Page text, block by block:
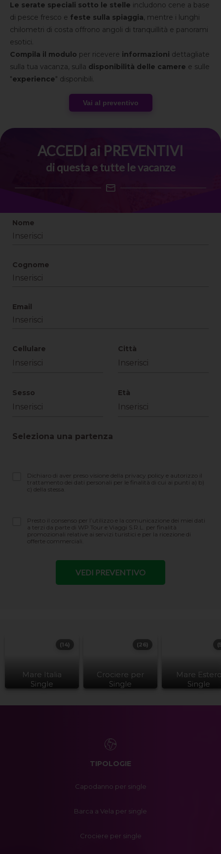
Le serate speciali sotto le stelle includono cene a base
di pesce fresco e feste sulla spiaggia, mentre i lunghi
chilometri di costa offrono angoli di tranquillità e panorami
esotici.
Compila il modulo per ricevere informazioni dettagliate
sulla tua vacanza, sulla disponibilità delle camere e sulle
"experience" disponibili.
Vai al preventivo
ACCEDI ai PREVENTIVI
di questa e tutte le vacanze
Nome
Cognome
Email
Cellulare Città
Sesso Età
Seleziona una partenza
Dichiaro di aver preso visione della privacy policy e autorizzo il
trattamento dei dati personali per le finalità di cui ai punti a) b)
c) della stessa.
Presto il consenso per l’utilizzo e la comunicazione dei miei dati
a terzi da parte di WP Tour e Viaggi S.R.L. per finalità
promozionali relative ai servizi turistici e per la ricezione di
offerte commerciali.
Mare Italia
Single
(14)
Crociere per
Single
(26)
Mare
Single
TIPOLOGIE
Capodanno per single
Barca a Vela per single
Crociere per single